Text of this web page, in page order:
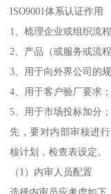
ISO9001体系认证作用
1、梳理企业或组织流
2、产品（或服务或流
3、用于向外界公司的
4、用于客户验厂要求；
5、用于市场投标加分；
先，要对内部审核进
核计划，检查表设定。
（1）内审人员配置